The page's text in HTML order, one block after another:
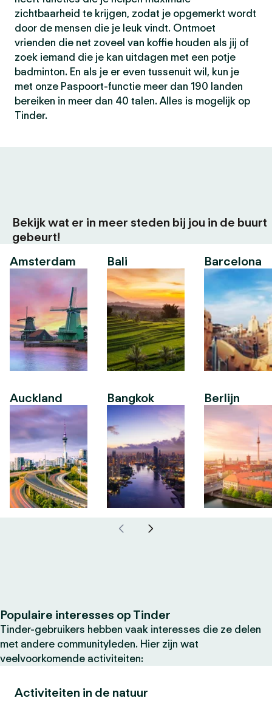
zichtbaarheid te krijgen, zodat je opgemerkt wordt
door de mensen die je leuk vindt. Ontmoet
vrienden die net zoveel van koffie houden als jij of
zoek iemand die je kan uitdagen met een potje
badminton. En als je er even tussenuit wil, kun je
met onze Paspoort-functie meer dan 190 landen
bereiken in meer dan 40 talen. Alles is mogelijk op
Tinder.
Bekijk wat er in meer steden bij jou in de buurt
gebeurt!
Amsterdam
Auckland
Bali
Bangkok
Barcelona
Berlijn
Populaire interesses op Tinder
Tinder-gebruikers hebben vaak interesses die ze delen
met andere communityleden. Hier zijn wat
veelvoorkomende activiteiten:
Activiteiten in de natuur